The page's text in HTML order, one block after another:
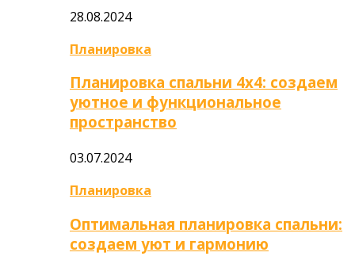
28.08.2024
Планировка
Планировка спальни 4х4: создаем
уютное и функциональное
пространство
03.07.2024
Планировка
Оптимальная планировка спальни:
создаем уют и гармонию